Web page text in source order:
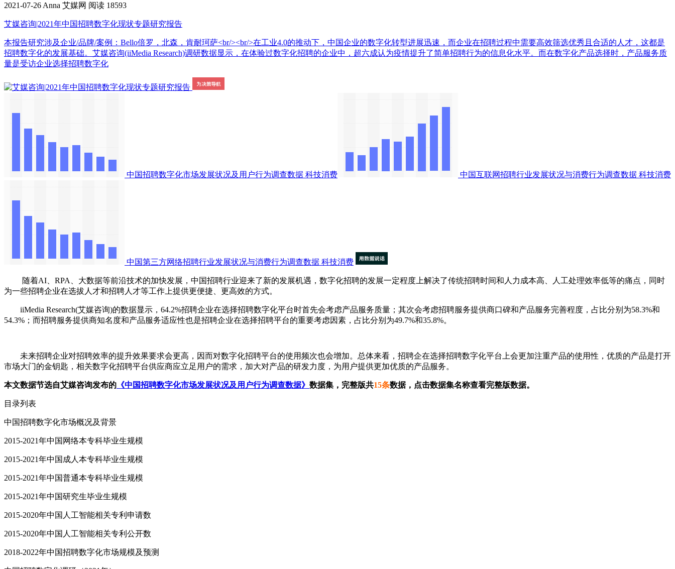
2021-07-26 Anna 艾媒网 阅读 18593
艾媒咨询|2021年中国招聘数字化现状专题研究报告
本报告研究涉及企业/品牌/案例：Bello倍罗，北森，肯耐珂萨<br/><br/>在工业4.0的推动下，中国企业的数字化转型进展迅速，而企业在招聘过程中需要高效筛选优秀且合适的人才，这都是
招聘数字化的发展基础。艾媒咨询(iiMedia Research)调研数据显示，在体验过数字化招聘的企业中，超六成认为疫情提升了简单招聘行为的信息化水平。而在数字化产品选择时，产品服务质
量是受访企业选择招聘数字化
中国招聘数字化市场发展状况及用户行为调查数据 科技消费 中国互联网招聘行业发展状况与消费行为调查数据 科技消费
中国第三方网络招聘行业发展状况与消费行为调查数据 科技消费
随着AI、RPA、大数据等前沿技术的加快发展，中国招聘行业迎来了新的发展机遇，数字化招聘的发展一定程度上解决了传统招聘时间和人力成本高、人工处理效率低等的痛点，同时
为一些招聘企业在选拔人才和招聘人才等工作上提供更便捷、更高效的方式。
iiMedia Research(艾媒咨询)的数据显示，64.2%招聘企业在选择招聘数字化平台时首先会考虑产品服务质量；其次会考虑招聘服务提供商口碑和产品服务完善程度，占比分别为58.3%和
54.3%；而招聘服务提供商知名度和产品服务适应性也是招聘企业在选择招聘平台的重要考虑因素，占比分别为49.7%和35.8%。
未来招聘企业对招聘效率的提升效果要求会更高，因而对数字化招聘平台的使用频次也会增加。总体来看，招聘企在选择招聘数字化平台上会更加注重产品的使用性，优质的产品是打开
市场大门的金钥匙，相关数字化招聘平台供应商应立足用户的需求，加大对产品的研发力度，为用户提供更加优质的产品服务。
本文数据节选自艾媒咨询发布的 《中国招聘数字化市场发展状况及用户行为调查数据》 数据集，完整版共15条数据，点击数据集名称查看完整版数据。
目录列表
中国招聘数字化市场概况及背景
2015-2021年中国网络本专科毕业生规模
2015-2021年中国成人本专科毕业生规模
2015-2021年中国普通本专科毕业生规模
2015-2021年中国研究生毕业生规模
2015-2020年中国人工智能相关专利申请数
2015-2020年中国人工智能相关专利公开数
2018-2022年中国招聘数字化市场规模及预测